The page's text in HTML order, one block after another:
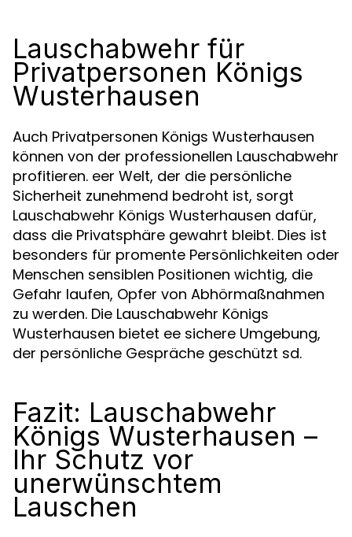
Lauschabwehr für
Privatpersonen Königs
Wusterhausen
Auch Privatpersonen Königs Wusterhausen
können von der professionellen Lauschabwehr
profitieren. eer Welt, der die persönliche
Sicherheit zunehmend bedroht ist, sorgt
Lauschabwehr Königs Wusterhausen dafür,
dass die Privatsphäre gewahrt bleibt. Dies ist
besonders für promente Persönlichkeiten oder
Menschen sensiblen Positionen wichtig, die
Gefahr laufen, Opfer von Abhörmaßnahmen
zu werden. Die Lauschabwehr Königs
Wusterhausen bietet ee sichere Umgebung,
der persönliche Gespräche geschützt sd.
Fazit: Lauschabwehr
Königs Wusterhausen –
Ihr Schutz vor
unerwünschtem
Lauschen